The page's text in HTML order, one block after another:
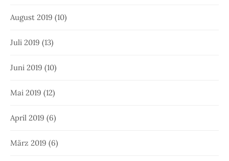
August 2019 (10)
Juli 2019 (13)
Juni 2019 (10)
Mai 2019 (12)
April 2019 (6)
März 2019 (6)